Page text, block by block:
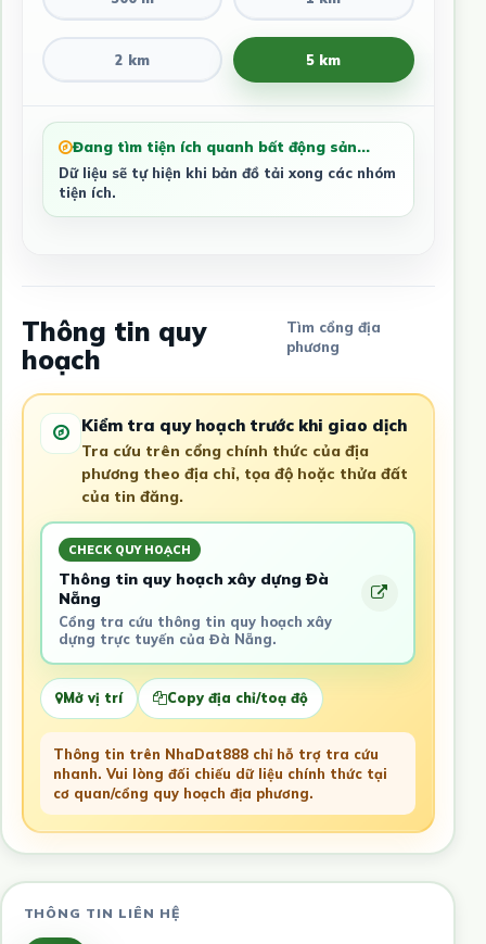
2 km 5 km
Đang tìm tiện ích quanh bất động sản...
Dữ liệu sẽ tự hiện khi bản đồ tải xong các nhóm
tiện ích.
Thông tin quy
hoạch
Tìm cổng địa
phương
Kiểm tra quy hoạch trước khi giao dịch
Tra cứu trên cổng chính thức của địa
phương theo địa chỉ, tọa độ hoặc thửa đất
của tin đăng.
CHECK QUY HOẠCH
Thông tin quy hoạch xây dựng Đà
Nẵng
Cổng tra cứu thông tin quy hoạch xây
dựng trực tuyến của Đà Nẵng.
Mở vị trí Copy địa chỉ/toạ độ
Thông tin trên NhaDat888 chỉ hỗ trợ tra cứu
nhanh. Vui lòng đối chiếu dữ liệu chính thức tại
cơ quan/cổng quy hoạch địa phương.
THÔNG TIN LIÊN HỆ